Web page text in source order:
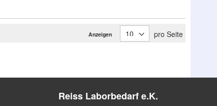
Anzeigen pro Seite
Reiss Laborbedarf e.K.